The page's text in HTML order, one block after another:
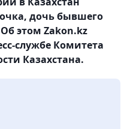
дочь бывшего
этом Zakon.kz
службе Комитета
Казахстана.